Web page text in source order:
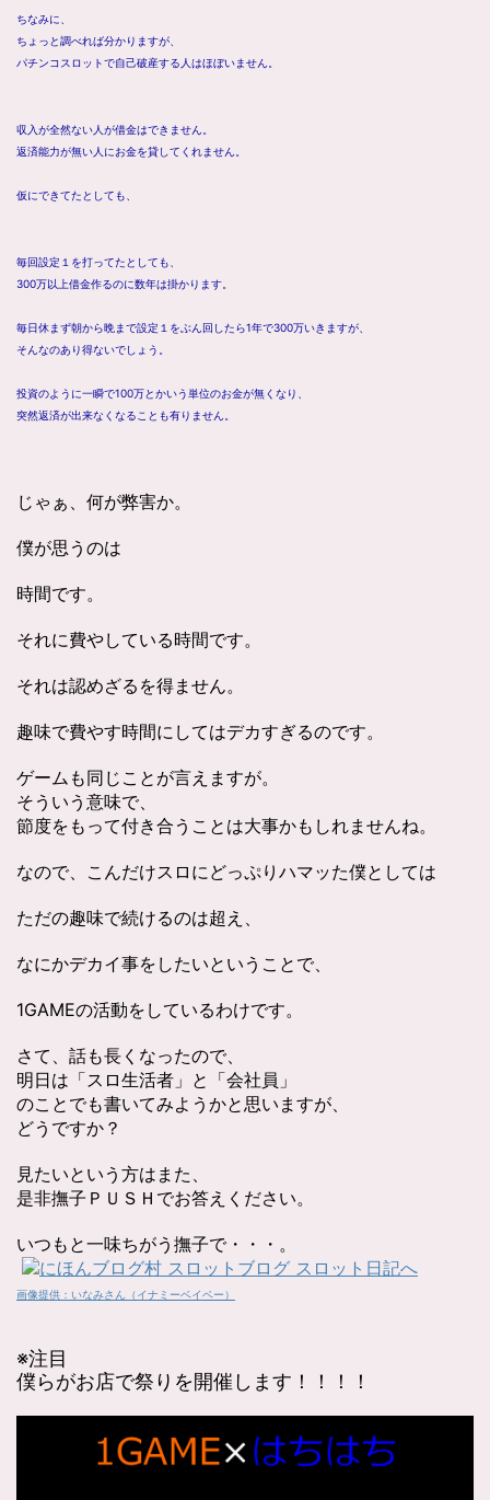
ちなみに、
ちょっと調べれば分かりますが、
パチンコスロットで自己破産する人はほぼいません。
収入が全然ない人が借金はできません。
返済能力が無い人にお金を貸してくれません。
仮にできてたとしても、
毎回設定１を打ってたとしても、
300万以上借金作るのに数年は掛かります。
毎日休まず朝から晩まで設定１をぶん回したら1年で300万いきますが、
そんなのあり得ないでしょう。
投資のように一瞬で100万とかいう単位のお金が無くなり、
突然返済が出来なくなることも有りません。
じゃぁ、何が弊害か。
僕が思うのは
時間です。
それに費やしている時間です。
それは認めざるを得ません。
趣味で費やす時間にしてはデカすぎるのです。
ゲームも同じことが言えますが。
そういう意味で、
節度をもって付き合うことは大事かもしれませんね。
なので、こんだけスロにどっぷりハマッた僕としては
ただの趣味で続けるのは超え、
なにかデカイ事をしたいということで、
1GAMEの活動をしているわけです。
さて、話も長くなったので、
明日は「スロ生活者」と「会社員」
のことでも書いてみようかと思いますが、
どうですか？
見たいという方はまた、
是非撫子ＰＵＳＨでお答えください。
いつもと一味ちがう撫子で・・・。
画像提供：いなみさん（イナミーベイベー）
※注目
僕らがお店で祭りを開催します！！！！